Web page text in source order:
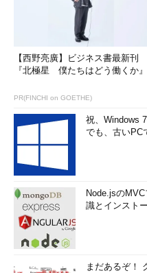
【西野亮廣】ビジネス書最新刊
『北極星 僕たちはどう働くか』
PR(FINCHI on GOETHE)
祝、Windows
でも、古いPC
Node.jsの
識とインスト
まだあるぞ！